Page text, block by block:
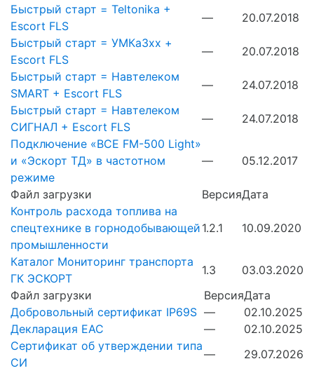
Быстрый старт = Teltonika +
Escort FLS
—
20.07.2018
Быстрый старт = УМКа3хх +
Escort FLS
—
20.07.2018
Быстрый старт = Навтелеком
SMART + Escort FLS
—
24.07.2018
Быстрый старт = Навтелеком
СИГНАЛ + Escort FLS
—
24.07.2018
Подключение «ВСЕ FM-500 Light»
и «Эскорт ТД» в частотном
режиме
— 05.12.2017
Файл загрузки ВерсияДата
Контроль расхода топлива на
спецтехнике в горнодобывающей
промышленности
1.2.1 10.09.2020
Каталог Мониторинг транспорта
ГК ЭСКОРТ
1.3
03.03.2020
Файл загрузки
ВерсияДата
Добровольный сертификат IP69S —
02.10.2025
Декларация EAC
—
02.10.2025
Сертификат об утверждении типа
СИ
—
29.07.2026